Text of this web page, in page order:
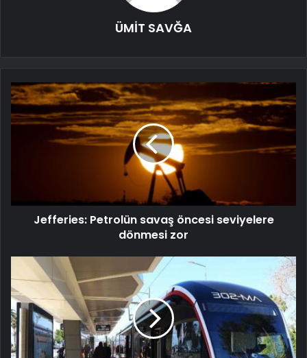
ÜMİT SAVĞA
Jefferies: Petrolün savaş öncesi seviyelere
dönmesi zor